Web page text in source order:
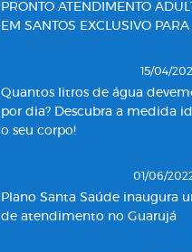
PRONTO ATENDIMENTO
EM SANTOS EXCLUSIVO PARA
15/04/
Quantos litros de água
por dia? Descubra a medida
o seu corpo!
01/06/
Plano Santa Saúde inaugura
de atendimento no Guarujá